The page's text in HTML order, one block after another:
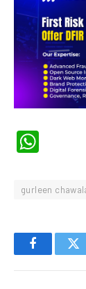
gurleen
Facebook